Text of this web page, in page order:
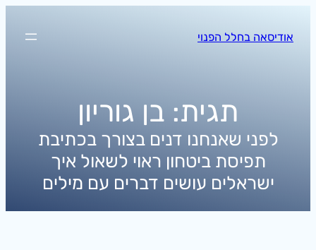
לתוכןאודיסאה בחלל הפנוי
תגית: בן גוריון
לפני שאנחנו דנים בצורך בכתיבת
תפיסת ביטחון ראוי לשאול איך
ישראלים עושים דברים עם מילים